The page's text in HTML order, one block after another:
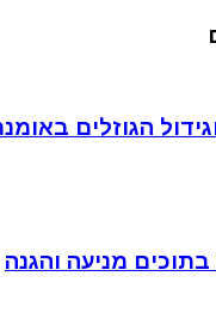
הגוזלים
מניעה והגנה